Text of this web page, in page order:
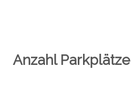
Anzahl Parkplätze